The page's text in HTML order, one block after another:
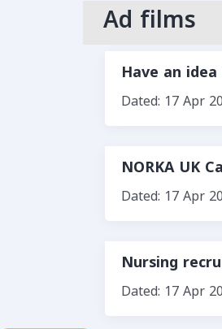
Ad films
Have an
Dated: 17 Apr
NORKA UK
Dated: 17 Apr
Nursing
Dated: 17 Apr